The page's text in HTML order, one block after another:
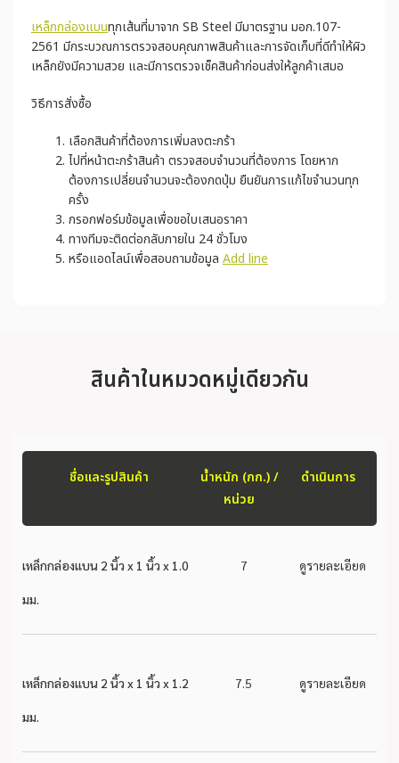
เหล็กกล่องแบนทุกเส้นที่มาจาก SB Steel มีมาตรฐาน มอก.107-
2561 มีกระบวณการตรวจสอบคุณภาพสินค้าและการจัดเก็บที่ดีทำให้ผิว
เหล็กยังมีความสวย และมีการตรวจเช็คสินค้าก่อนส่งให้ลูกค้าเสมอ
วิธีการสั่งซื้อ
เลือกสินค้าที่ต้องการเพิ่มลงตะกร้า
ไปที่หน้าตะกร้าสินค้า ตรวจสอบจำนวนที่ต้องการ โดยหาก
ต้องการเปลี่ยนจำนวนจะต้องกดปุ่ม ยืนยันการแก้ไขจำนวนทุก
ครั้ง
กรอกฟอร์มข้อมูลเพื่อขอใบเสนอราคา
ทางทีมจะติดต่อกลับภายใน 24 ชั่วโมง
หรือแอดไลน์เพื่อสอบถามข้อมูล Add line
สินค้าในหมวดหมู่เดียวกัน
ชื่อและรูปสินค้า
น้ำหนัก (กก.) /
หน่วย
ดำเนินการ
เหล็กกล่องแบน 2 นิ้ว x 1 นิ้ว x 1.0
มม.
7 ดูรายละเอียด
เหล็กกล่องแบน 2 นิ้ว x 1 นิ้ว x 1.2
มม.
7.5 ดูรายละเอียด